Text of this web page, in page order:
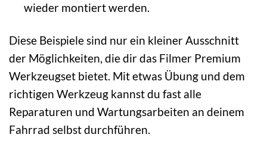
wieder montiert werden.
Diese Beispiele sind nur ein kleiner Ausschnitt
der Möglichkeiten, die dir das Filmer Premium
Werkzeugset bietet. Mit etwas Übung und dem
richtigen Werkzeug kannst du fast alle
Reparaturen und Wartungsarbeiten an deinem
Fahrrad selbst durchführen.